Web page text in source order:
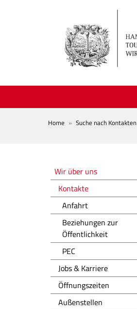
BREADCRUMB
Home Suche nach Kontakten
Chi siamo
Wir über uns
Kontakte
Anfahrt
Beziehungen zur
Öffentlichkeit
PEC
Jobs & Karriere
Öffnungszeiten
Außenstellen